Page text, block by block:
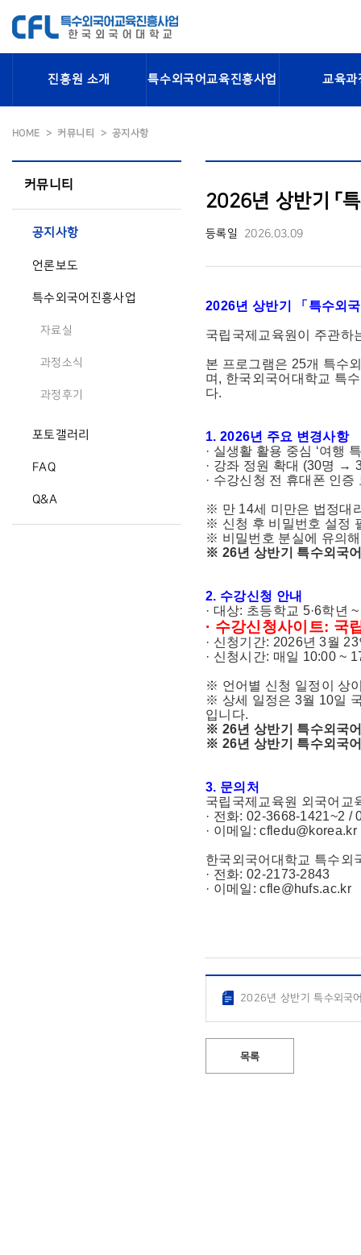
진흥원 소개 특수외국어교육진흥사업 교육과
HOME 커뮤니티 공지사항
커뮤니티
공지사항
언론보도
특수외국어진흥사업
자료실
과정소식
과정후기
포토갤러리
FAQ
Q&A
2026년 상반기 「
등록일 2026.03.09
2026년 상반기 「특수외
국립국제교육원이 주관하
본 프로그램은 25개 특수
며, 한국외국어대학교 특
다.
1. 2026년 주요 변경사항
· 실생활 활용 중심 ‘여행
· 강좌 정원 확대 (30명 →
· 수강신청 전 휴대폰 인
※ 만 14세 미만은 법정대
※ 신청 후 비밀번호 설정
※ 비밀번호 분실에 유의
※ 26년 상반기 특수외국
2. 수강신청 안내
· 대상: 초등학교 5·6학년
· 수강신청사이트: 국
· 신청기간: 2026년 3월
· 신청시간: 매일 10:00 ~
※ 언어별 신청 일정이 상
※ 상세 일정은 3월 10일
입니다.
※ 26년 상반기 특수외국
※ 26년 상반기 특수외국
3. 문의처
국립국제교육원 외국어교
· 전화: 02-3668-1421~2 /
· 이메일: cfledu@korea.kr
한국외국어대학교 특수외
· 전화: 02-2173-2843
· 이메일:cfle@hufs.ac.kr
2026년 상반기 특수외국
목록